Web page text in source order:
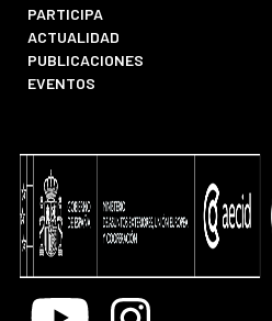
PARTICIPA
ACTUALIDAD
PUBLICACIONES
EVENTOS
Youtube Instagram